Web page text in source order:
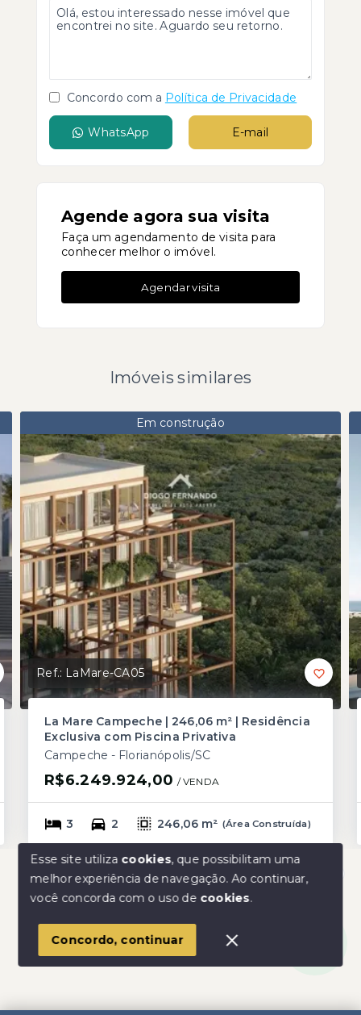
Concordo com a Política de Privacidade
WhatsApp E-mail
Agende agora sua visita
Faça um agendamento de visita para
conhecer melhor o imóvel.
Agendar visita
Imóveis similares
Em construção
Ref.: LaMare-CA05
La Mare Campeche | 246,06 m² | Residência
Exclusiva com Piscina Privativa
Campeche - Florianópolis/SC
R$6.249.924,00 / VENDA
3 2 246,06 m² (Área Construída)
Olá! Estamos disponíveis para te ajudar.
Esse site utiliza cookies, que possibilitam uma
melhor experiência de navegação.Ao continuar,
você concorda com o uso de cookies.
Concordo, continuar